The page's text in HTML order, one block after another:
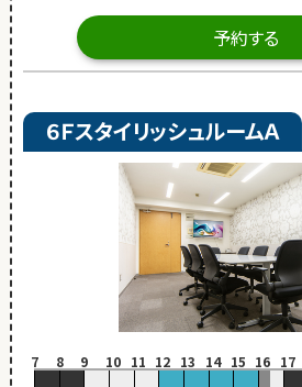
予約する
６ＦスタイリッシュルームＡ
7 8 9 10 11 12 13 14 15 16 17